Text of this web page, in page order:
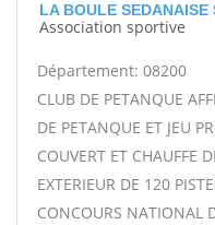
LA BOULE SEDANAISE
Association sportive
Département: 08200
CLUB DE PETANQUE
DE PETANQUE ET JEU
COUVERT ET CHAUFFE
EXTERIEUR DE 120
CONCOURS NATIONAL